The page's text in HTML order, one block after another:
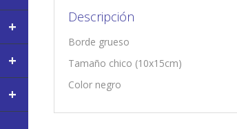
Descripción
Borde grueso
Tamaño chico (10x15cm)
Color negro
+
+
+